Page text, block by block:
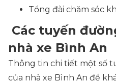
Tổng đài chăm sóc
Các tuyến
nhà xe Bình An
Thông tin chi tiết một số
của nhà xe Bình An để